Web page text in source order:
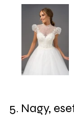
5. Nagy,